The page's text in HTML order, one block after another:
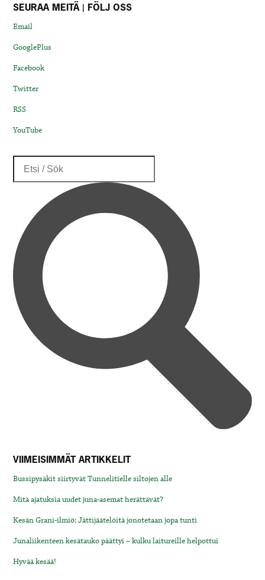
SEURAA MEITÄ | FÖLJ OSS
Email
GooglePlus
Facebook
Twitter
RSS
YouTube
VIIMEISIMMÄT ARTIKKELIT
Bussipysäkit siirtyvät Tunnelitielle siltojen alle
Mitä ajatuksia uudet juna-asemat herättävät?
Kesän Grani-ilmiö: Jättijäätelöitä jonotetaan jopa tunti
Junaliikenteen kesätauko päättyi – kulku laitureille helpottui
Hyvää kesää!